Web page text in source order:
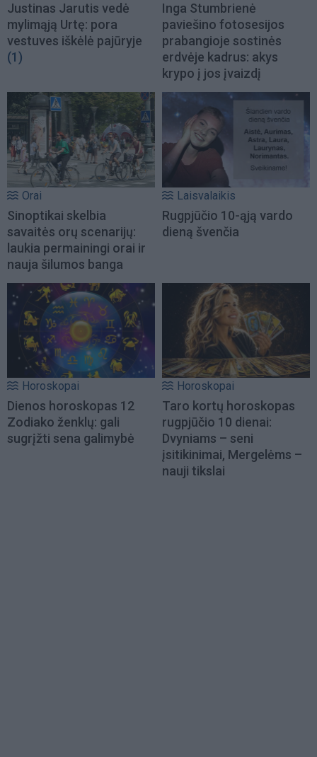
Justinas Jarutis vedė
mylimąją Urtę: pora
vestuves iškėlė pajūryje
(1)
Inga Stumbrienė
paviešino fotosesijos
prabangioje sostinės
erdvėje kadrus: akys
krypo į jos įvaizdį
Orai
Sinoptikai skelbia
savaitės orų scenarijų:
laukia permainingi orai ir
nauja šilumos banga
Laisvalaikis
Rugpjūčio 10-ąją vardo
dieną švenčia
Horoskopai
Dienos horoskopas 12
Zodiako ženklų: gali
sugrįžti sena galimybė
Horoskopai
Taro kortų horoskopas
rugpjūčio 10 dienai:
Dvyniams – seni
įsitikinimai, Mergelėms –
nauji tikslai